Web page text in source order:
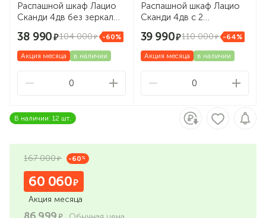
Распашной шкаф Лацио
Сканди 4дв без зеркал
38 990 104 000 -60%
Акция месяца в наличии
0
Распашной шкаф Лацио
Сканди 4дв с 2
графит
39 990 110 000 -64%
Акция месяца в наличии
0
В наличии: 12 шт.
167 000 -60 %
60 060
Акция месяца